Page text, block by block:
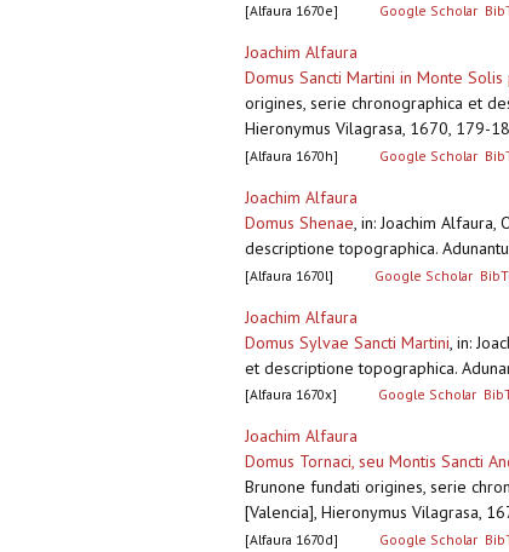
[Alfaura 1670e] Google Scholar
Joachim Alfaura
Domus Sancti Martini in Monte
origines, serie chronographica et
Hieronymus Vilagrasa, 1670, 179-
[Alfaura 1670h] Google Scholar
Joachim Alfaura
Domus Shenae, in: Joachim Alfaura,
descriptione topographica.
[Alfaura 1670l] Google Scholar
Joachim Alfaura
Domus Sylvae Sancti Martini, in:
et descriptione topographica.
[Alfaura 1670x] Google Scholar
Joachim Alfaura
Domus Tornaci, seu Montis Sancti
Brunone fundati origines, serie
[Valencia], Hieronymus Vilagrasa,
[Alfaura 1670d] Google Scholar